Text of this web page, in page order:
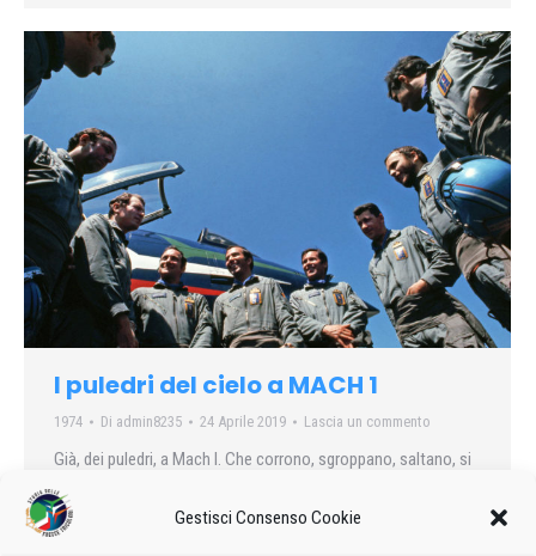
Gestisci Consenso Cookie
I puledri del cielo a MACH 1
1974 Di admin8235 24 Aprile 2019 Lascia un commento
Già, dei puledri, a Mach I. Che corrono, sgroppano, saltano, si
impennano, con energia da vendere.I componenti, i piloti della
PAN, la Pattuglia Acrobatica Nazionale.Topolino è andato a